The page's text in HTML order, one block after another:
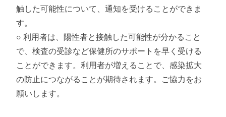
触した可能性について、通知を受けることができま
す。
○ 利用者は、陽性者と接触した可能性が分かること
で、検査の受診など保健所のサポートを早く受ける
ことができます。利用者が増えることで、感染拡大
の防止につながることが期待されます。ご協力をお
願いします。